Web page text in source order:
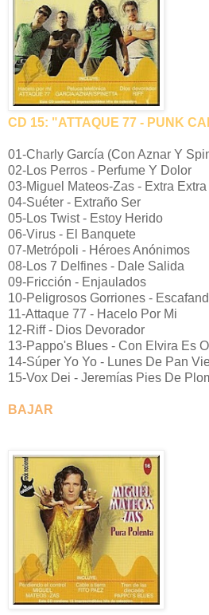
CD 15: "ATTAQUE 77 - PUNK
01-Charly García (Con Aznar Y
02-Los Perros - Perfume Y Dolor
03-Miguel Mateos-Zas - Extra Extra
04-Suéter - Extraño Ser
05-Los Twist - Estoy Herido
06-Virus - El Banquete
07-Metrópoli - Héroes Anónimos
08-Los 7 Delfines - Dale Salida
09-Fricción - Enjaulados
10-Peligrosos Gorriones -
11-Attaque 77 - Hacelo Por Mi
12-Riff - Dios Devorador
13-Pappo's Blues - Con Elvira Es
14-Súper Yo Yo - Lunes De Pan
15-Vox Dei - Jeremías Pies De
BAJAR